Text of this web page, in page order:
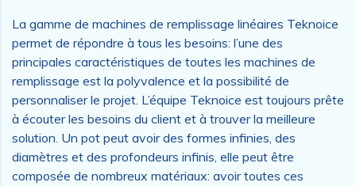
La gamme de machines de remplissage linéaires Teknoice
permet de répondre à tous les besoins: l’une des
principales caractéristiques de toutes les machines de
remplissage est la polyvalence et la possibilité de
personnaliser le projet. L’équipe Teknoice est toujours prête
à écouter les besoins du client et à trouver la meilleure
solution. Un pot peut avoir des formes infinies, des
diamètres et des profondeurs infinis, elle peut être
composée de nombreux matériaux: avoir toutes ces